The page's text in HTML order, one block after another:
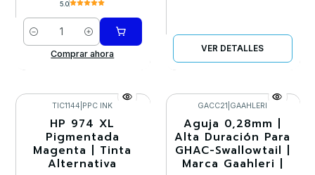
5.0
Cantidad
Comprar ahora
VER DETALLES
-15%
TIC1144 PPC INK
HP 974 XL
Pigmentada
Magenta | Tinta
Alternativa
-20%
GACC21 GAAHLERI
Aguja 0,28mm |
Alta Duración Para
GHAC-Swallowtail |
Marca Gaahleri |